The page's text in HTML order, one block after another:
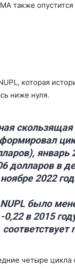
также
которая
ниже нуля.
скользящая
январь
долларов в
2022
было
в 2015
четыре